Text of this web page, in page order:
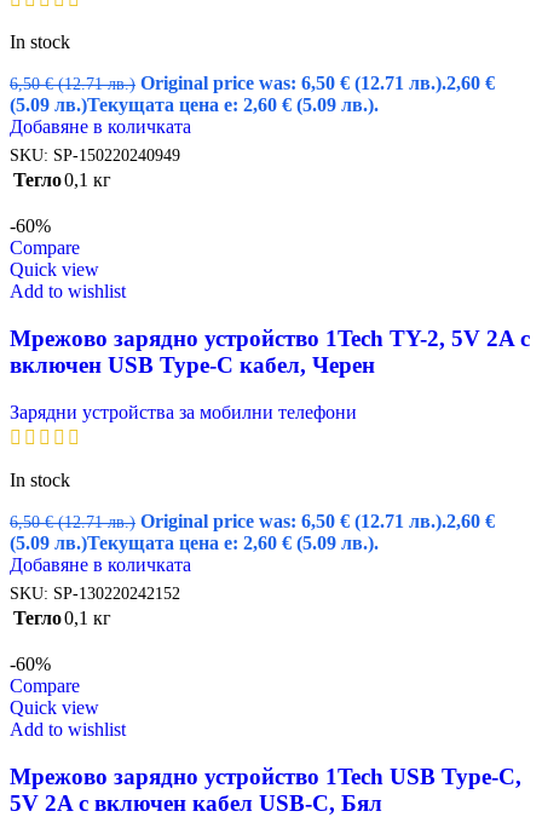
In stock
6,50€ (12.71 лв.) Original price was: 6,50 € (12.71 лв.).2,60 €
(5.09 лв.)Текущата цена е: 2,60 € (5.09 лв.).
Добавяне в количката
SKU: SP-150220240949
Тегло0,1 кг
-60%
Compare
Quick view
Add to wishlist
Мрежово зарядно устройство 1Tech TY-2, 5V 2A с
включен USB Type-C кабел, Черен
Зарядни устройства за мобилни телефони
In stock
6,50€ (12.71 лв.) Original price was: 6,50 € (12.71 лв.).2,60 €
(5.09 лв.)Текущата цена е: 2,60 € (5.09 лв.).
Добавяне в количката
SKU: SP-130220242152
Тегло0,1 кг
-60%
Compare
Quick view
Add to wishlist
Мрежово зарядно устройство 1Tech USB Type-C,
5V 2A с включен кабел USB-C, Бял